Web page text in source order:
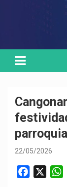
22/05/2026